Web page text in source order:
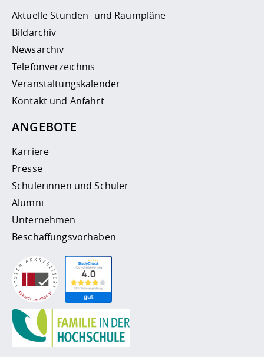
Aktuelle Stunden- und Raumpläne
Bildarchiv
Newsarchiv
Telefonverzeichnis
Veranstaltungskalender
Kontakt und Anfahrt
ANGEBOTE
Karriere
Presse
Schülerinnen und Schüler
Alumni
Unternehmen
Beschaffungsvorhaben